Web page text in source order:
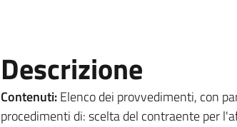
Descrizione
Contenuti:Elenco dei provvedimenti, con
procedimenti di: scelta del contraente per